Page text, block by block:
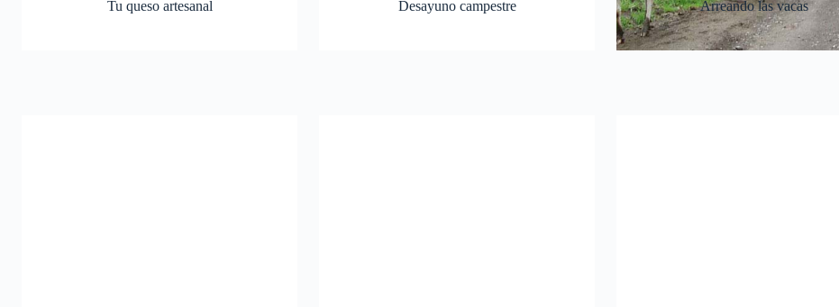
Tu queso artesanal Desayuno campestre Arreando las vacas